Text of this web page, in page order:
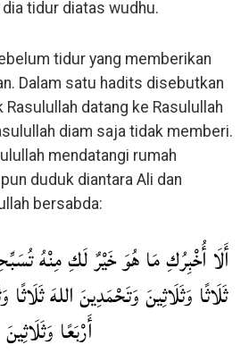
dia tidur diatas wudhu.
tidur yang memberikan
Dalam satu hadits disebutkan
Rasulullah datang ke Rasulullah
diam saja tidak memberi.
mendatangi rumah
duduk diantara Ali dan
bersabda:
أَلَا أُخْبِرُكِ مَا هُوَ خَيْرٌ لَكِ مِنْهُ
ثَلَاثًا وَثَلَاثِينَ وَتَحْمَدِينَ اللهَ ثَلَاثًا
أَرْبَعًا وَثَلَاثِينَ